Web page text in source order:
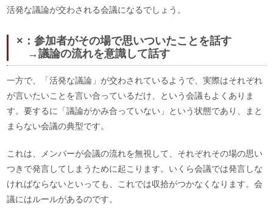
活発な議論が交わされる会議になるでしょう。
×：参加者がその場で思いついたことを話す
→議論の流れを意識して話す
一方で、「活発な議論」が交わされているようで、実際はそれぞれ
が言いたいことを言い合っているだけ、という会議もよくありま
す。要するに「議論がかみ合っていない」という状態であり、まと
まらない会議の典型です。
これは、メンバーが会議の流れを無視して、それぞれその場の思い
つきで発言してしまうために起こります。いくら会議では発言しな
ければならないといっても、これでは収拾がつかなくなります。会
議にはルールがあるのです。